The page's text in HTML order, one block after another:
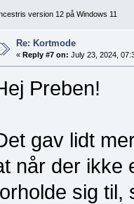
version 12 på Windows 11
Re: Kortmode
«Reply #7 on: July 23, 2024,
Preben!
gav lidt
når der ikke
sig til,